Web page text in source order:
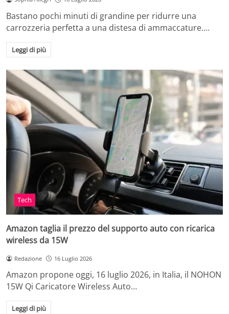
Bastano pochi minuti di grandine per ridurre una
carrozzeria perfetta a una distesa di ammaccature.…
Leggi di più
Tech
Amazon taglia il prezzo del supporto auto con ricarica
wireless da 15W
Redazione 16 Luglio 2026
Amazon propone oggi, 16 luglio 2026, in Italia, il NOHON
15W Qi Caricatore Wireless Auto…
Leggi di più